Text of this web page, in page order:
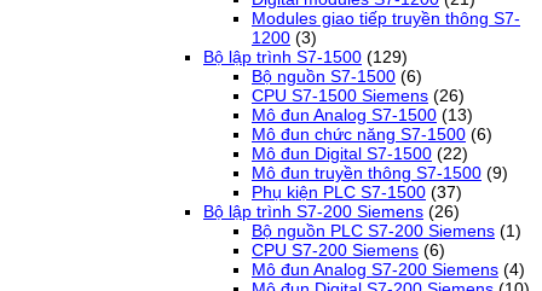
Modules giao tiếp truyền thông S7-
1200 (3)
Bộ lập trình S7-1500 (129)
Bộ nguồn S7-1500 (6)
CPU S7-1500 Siemens (26)
Mô đun Analog S7-1500 (13)
Mô đun chức năng S7-1500 (6)
Mô đun Digital S7-1500 (22)
Mô đun truyền thông S7-1500 (9)
Phụ kiện PLC S7-1500 (37)
Bộ lập trình S7-200 Siemens (26)
Bộ nguồn PLC S7-200 Siemens (1)
CPU S7-200 Siemens (6)
Mô đun Analog S7-200 Siemens (4)